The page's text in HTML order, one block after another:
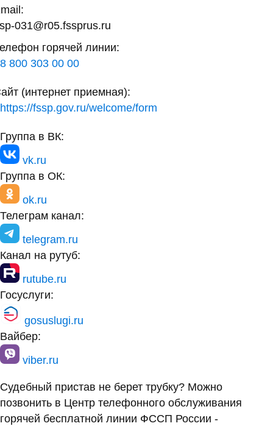
031@r05.fssprus.ru
горячей линии:
8 800 303 00 00
(интернет приемная):
https://fssp.gov.ru/welcome/form
Группа в ВК:
vk.ru
Группа в ОК:
ok.ru
Телеграм канал:
telegram.ru
Канал на рутуб:
rutube.ru
Госуслуги:
gosuslugi.ru
Вайбер:
viber.ru
Судебный пристав не берет трубку? Можно
позвонить в Центр телефонного обслуживания
горячей бесплатной линии ФССП России -